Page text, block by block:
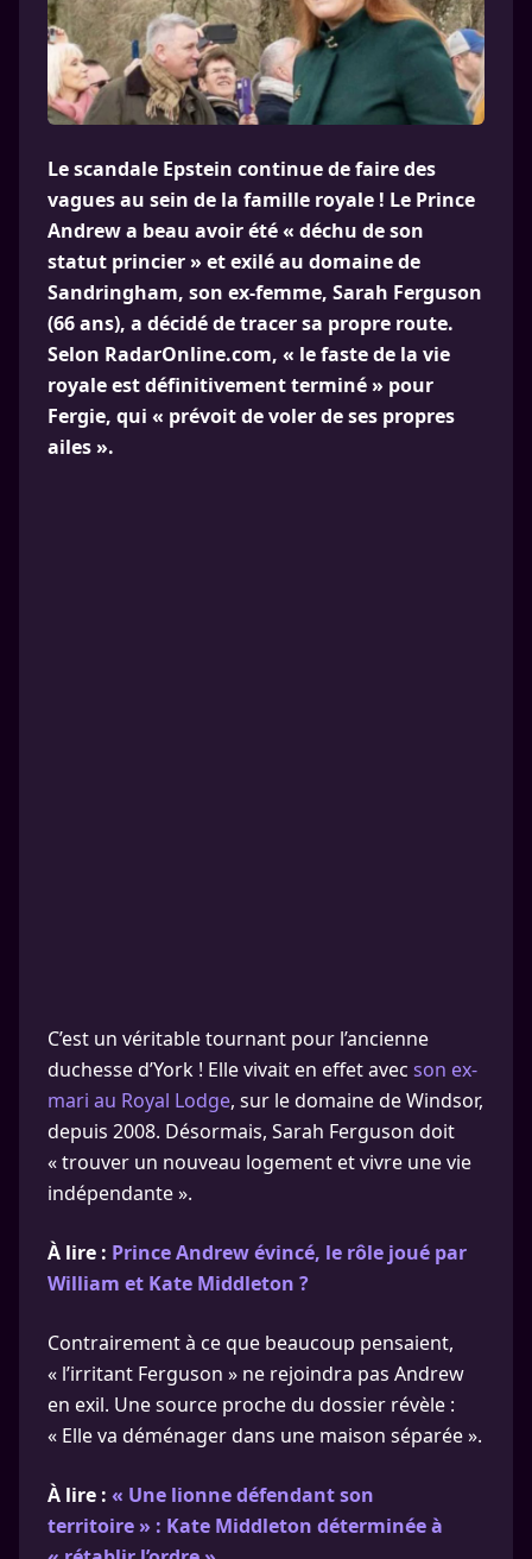
Le scandale Epstein continue de faire des
vagues au sein de la famille royale ! Le Prince
Andrew a beau avoir été « déchu de son
statut princier » et exilé au domaine de
Sandringham, son ex-femme, Sarah Ferguson
(66 ans), a décidé de tracer sa propre route.
Selon RadarOnline.com, « le faste de la vie
royale est définitivement terminé » pour
Fergie, qui « prévoit de voler de ses propres
ailes ».
C’est un véritable tournant pour l’ancienne
duchesse d’York ! Elle vivait en effet avec son ex-
mari au Royal Lodge, sur le domaine de Windsor,
depuis 2008. Désormais, Sarah Ferguson doit
« trouver un nouveau logement et vivre une vie
indépendante ».
À lire : Prince Andrew évincé, le rôle joué par
William et Kate Middleton ?
Contrairement à ce que beaucoup pensaient,
« l’irritant Ferguson » ne rejoindra pas Andrew
en exil. Une source proche du dossier révèle :
« Elle va déménager dans une maison séparée ».
À lire : « Une lionne défendant son
territoire » : Kate Middleton déterminée à